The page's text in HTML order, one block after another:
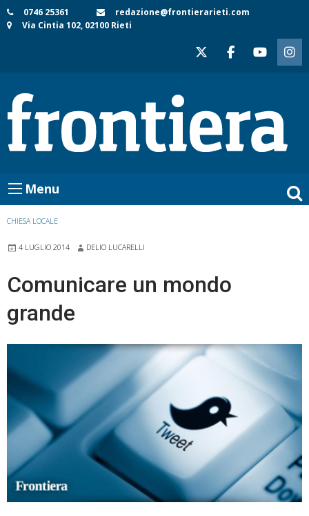
Skip
to
0746 25361
redazione@frontierarieti.com
Via Cintia 102, 02100 Rieti
Menu
CHIESA LOCALE
4 LUGLIO 2014 DELIO LUCARELLI
Comunicare un mondo
grande